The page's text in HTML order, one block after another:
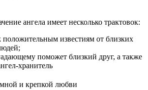
ангела имеет несколько трактовок:
положительным известиям от близких
поможет близкий друг, а также
хранитель
и крепкой любви